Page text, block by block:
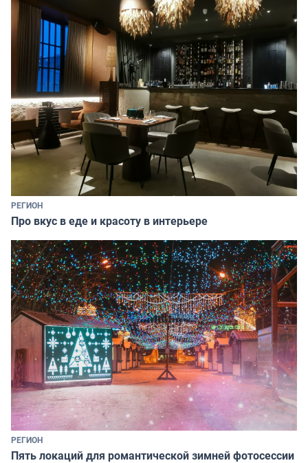
РЕГИОН
Про вкус в еде и красоту в интерьере
РЕГИОН
Пять локаций для романтической зимней фотосессии